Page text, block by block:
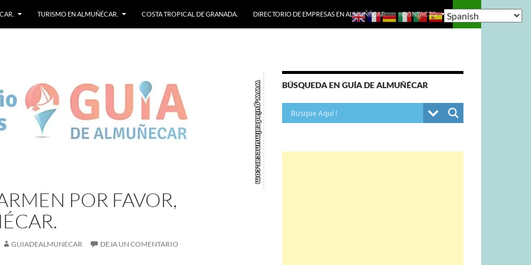
TURISMO EN ALMUÑÉCAR. COSTA TROPICAL DE GRANADA. DIRECTORIO DE EMPRESAS EN ALMUÑÉCAR. CONTACTO
POR FAVOR,
GUIADEALMUNECAR DEJA UN COMENTARIO
BÚSQUEDA EN GUÍA DE ALMUÑÉCAR